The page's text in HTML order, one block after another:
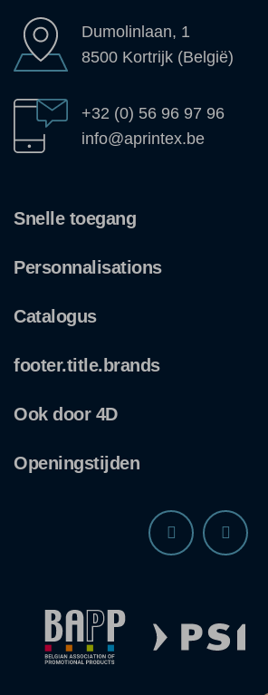
Dumolinlaan, 1
8500 Kortrijk (België)
+32 (0) 56 96 97 96
info@aprintex.be
Snelle toegang
Personnalisations
Catalogus
footer.title.brands
Ook door 4D
Openingstijden